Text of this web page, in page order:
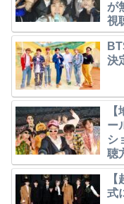
が
視
決
ー
シ
聴
式